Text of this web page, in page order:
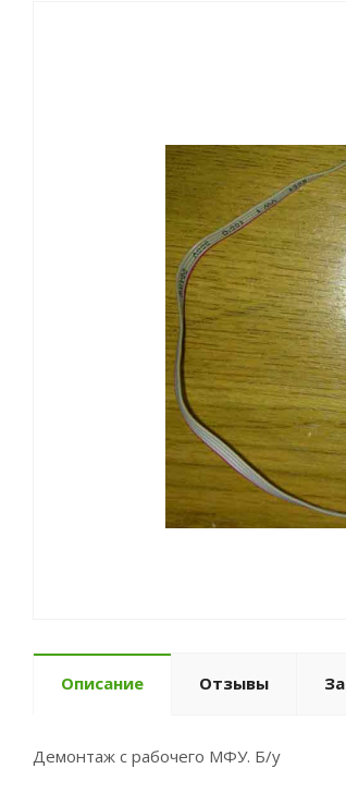
Описание Отзывы
Демонтаж с рабочего МФУ. Б/у